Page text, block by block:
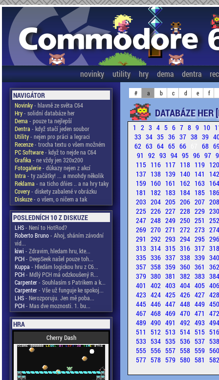
novinky utility hry dema dentra
NAVIGÁTOR
Novinky- hlavně ze světa C64
Hry- solidní databáze her
Dema - pouze ta nejlepší
Dentra - když stačí jeden soubor
Utility- nejen pro práci a legraci
Recenze- trocha textu o všem možném
PC Software- když to nejde na C64
Grafika - ne vždy jen 320x200
Fotogalerie- důkazy nejen z akcí
Intra - ty začátky! ... a mnohdy několik
Reklama - na ticho dňies .. a na hry taky
Covery- diskety zabalené v obrázku
Diskuze- o všem, o ničem a tak
POSLEDNÍCH 10 Z DISKUZE
LHS- Není to HotRod?
Roberto Bruno- Ahoj, sháním závodní
vid...
kiwi - Zdravim, hledam hru, kte...
PCH- DeepSeek našel pouze toh...
Kuppa - Hledám logickou hru z C6...
PCH- Mdlý PCH má odzkoušený R...
Carpenter- Souhlasím s Patrikem a k...
Carpenter- Vše už funguje ke spokoj...
LHS- Nerozporuju. Jen mě poba...
PCH- Mas dve moznosti. 1. bu...
HRA
Cherry Dash
# a b c d e f
DATABÁZE
1 2 3 4 5 6 7 8 9 10
33 34 35 36 37 38 39
62 63 64 65 66 68
91 92 93 94 95 96 97
115 116 117 118 119
137 138 139 140 141
159 160 161 162 163
181
182 183 184 185
203 204 205 206 207
225 226 227 228 229
247 248 249 250 251
269 270 271 272 273
291 292 293 294 295
313 314 315 316 317
335 336 337 338 339
357 358 359 360 361
379 380 381 382 383
401 402 403 404 405
423 424 425 426 427
445 446 447 448 449
467 468 469 470 471
489 490 491 492 493
511 512 513 514 515
533 534 535 536 537
555 556 557 558 559
577 578 579 580 581